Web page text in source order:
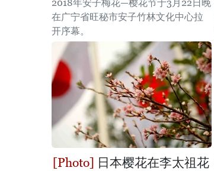
2018年安子梅花—樱花节于3月22日晚
在广宁省旺秘市安子竹林文化中心拉
开序幕。
日本樱花在李太祖花